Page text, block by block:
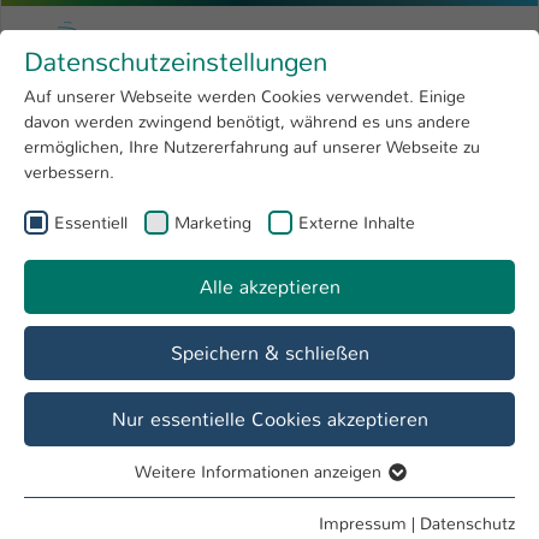
Menu
Forschung 4
Open submenu
Hochschule
International
Zum Hauptinhalt springen
Hochschule Kaiserslautern
Sie sind hier:
Labore
Fachbereich
Übersicht Studieninteressierte Studierende
Labor H 0.081 - Messtechnik
Forschungsthemen
schwingungstechnische und akustische Messungen
Datenschutzeinstellungen
Auf unserer Webseite werden Cookies verwendet. Einige
davon werden zwingend benötigt, während es uns andere
ermöglichen, Ihre Nutzererfahrung auf unserer Webseite zu
verbessern.
Essentiell Marketing Externe Inhalte
Alle akzeptieren
Speichern & schließen
Nur essentielle Cookies akzeptieren
Essentielle Cookies werden für grundlegende Funktionen
Weitere Informationen anzeigen
Impressum | Datenschutz